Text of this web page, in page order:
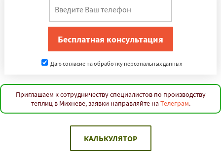
Даю согласие на обработку персональных данных
Приглашаем к сотрудничеству специалистов по производству
теплиц в Михневе, заявки направляйте на Телеграм.
КАЛЬКУЛЯТОР